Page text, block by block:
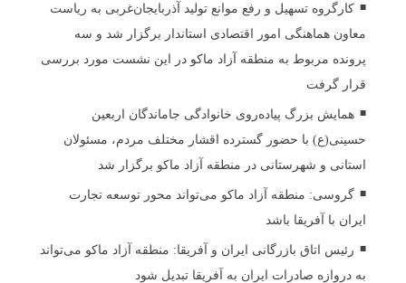
کارگروه تسهیل و رفع موانع تولید آذربایجان‌غربی به ریاست
معاون هماهنگی امور اقتصادی استاندار برگزار شد و سه
پرونده مربوط به منطقه آزاد ماکو در این نشست مورد بررسی
قرار گرفت
همایش بزرگ پیاده‌روی خانوادگی جاماندگان اربعین
حسینی(ع) با حضور گسترده اقشار مختلف مردم، مسئولان
استانی و شهرستانی در منطقه آزاد ماکو برگزار شد
گروسی: منطقه آزاد ماکو می‌تواند محور توسعه تجارت
ایران با آفریقا باشد
رئیس اتاق بازرگانی ایران و آفریقا: منطقه آزاد ماکو می‌تواند
به دروازه صادرات ایران به آفریقا تبدیل شود